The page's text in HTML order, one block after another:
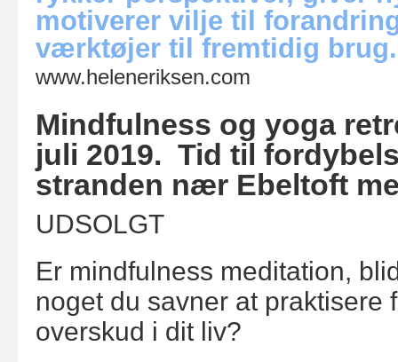
motiverer vilje til
værktøjer til fremtidig brug.
www.heleneriksen.com
Mindfulness og yoga
juli 2019. Tid til
stranden nær Ebeltoft
UDSOLGT
Er mindfulness meditation,
noget du savner at praktisere
overskud i dit liv?